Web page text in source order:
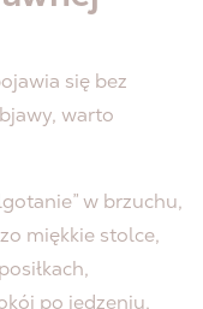
się bez
warto
w brzuchu,
miękkie stolce,
po jedzeniu,